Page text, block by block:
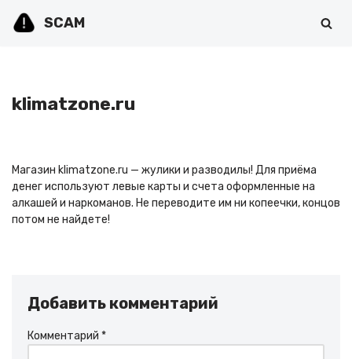
SCAM
klimatzone.ru
Магазин klimatzone.ru — жулики и разводилы! Для приёма
денег используют левые карты и счета оформленные на
алкашей и наркоманов. Не переводите им ни копеечки, концов
потом не найдете!
Добавить комментарий
Комментарий *